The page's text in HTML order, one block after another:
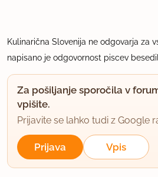
Kulinarična Slovenija ne odgovarja za
napisano je odgovornost piscev
Za pošiljanje sporočila v
vpišite.
Prijavite se lahko tudi z Google
Prijava Vpis